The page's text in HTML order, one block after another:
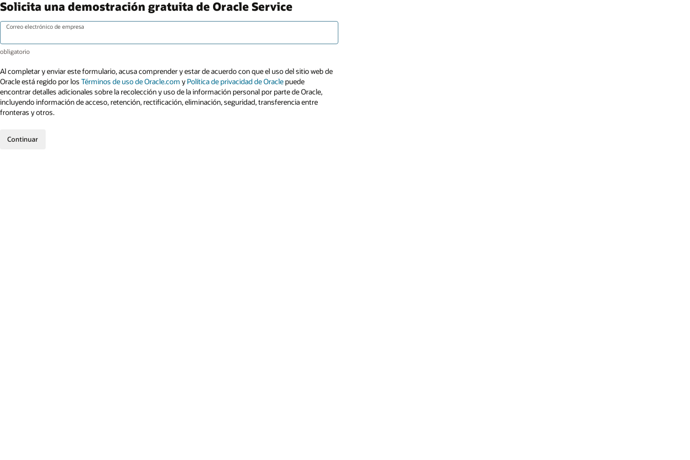
Solicita una demostración gratuita de Oracle Service
Correo electrónico de empresa
Al completar y enviar este formulario, acusa comprender y estar de acuerdo con que el uso del sitio web de
Oracle está regido por los Términos de uso de Oracle.com y Política de privacidad de Oracle puede
encontrar detalles adicionales sobre la recolección y uso de la información personal por parte de Oracle,
incluyendo información de acceso, retención, rectificación, eliminación, seguridad, transferencia entre
fronteras y otros.
Continuar